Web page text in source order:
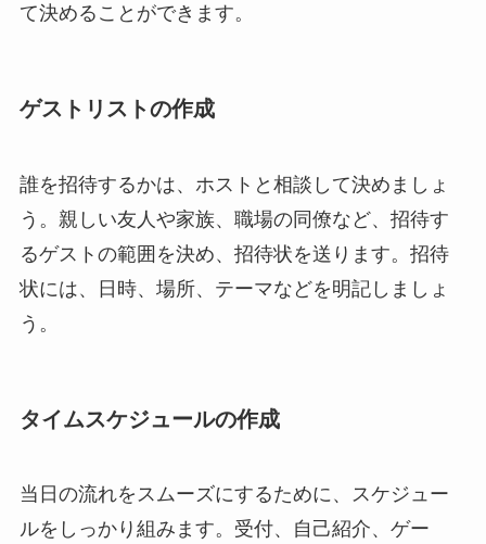
て決めることができます。
ゲストリストの作成
誰を招待するかは、ホストと相談して決めましょ
う。親しい友人や家族、職場の同僚など、招待す
るゲストの範囲を決め、招待状を送ります。招待
状には、日時、場所、テーマなどを明記しましょ
う。
タイムスケジュールの作成
当日の流れをスムーズにするために、スケジュー
ルをしっかり組みます。受付、自己紹介、ゲー